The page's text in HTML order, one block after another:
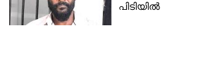
പിടിയിൽ